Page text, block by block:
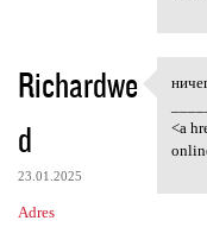
Richardwe
d
23.01.2025
Adres
<a